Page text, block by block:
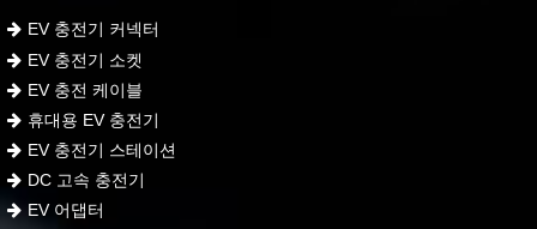
EV 충전기 커넥터
EV 충전기 소켓
EV 충전 케이블
휴대용 EV 충전기
EV 충전기 스테이션
DC 고속 충전기
EV 어댑터